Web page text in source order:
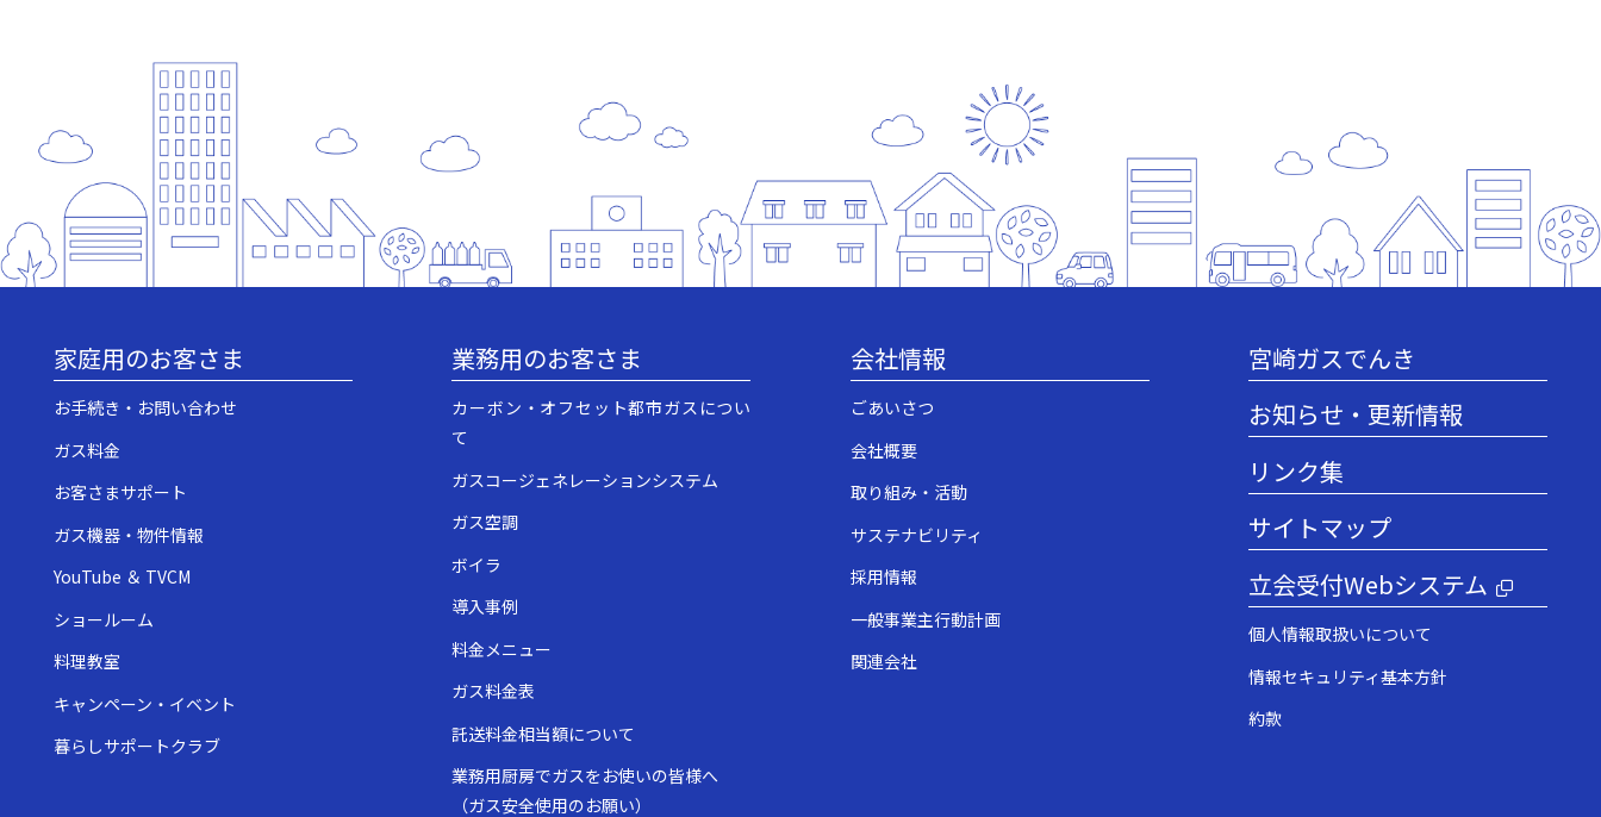
家庭用のお客さま
お手続き・お問い合わせ
ガス料金
お客さまサポート
ガス機器・物件情報
YouTube ＆ TVCM
ショールーム
料理教室
キャンペーン・イベント
暮らしサポートクラブ
業務用のお客さま
カーボン・オフセット都市ガスについ
て
ガスコージェネレーションシステム
ガス空調
ボイラ
導入事例
料金メニュー
ガス料金表
託送料金相当額について
業務用厨房でガスをお使いの皆様へ
（ガス安全使用のお願い）
会社情報
ごあいさつ
会社概要
取り組み・活動
サステナビリティ
採用情報
一般事業主行動計画
関連会社
宮崎ガスでんき
お知らせ・更新情報
リンク集
サイトマップ
立会受付Webシステム
個人情報取扱いについて
情報セキュリティ基本方針
約款